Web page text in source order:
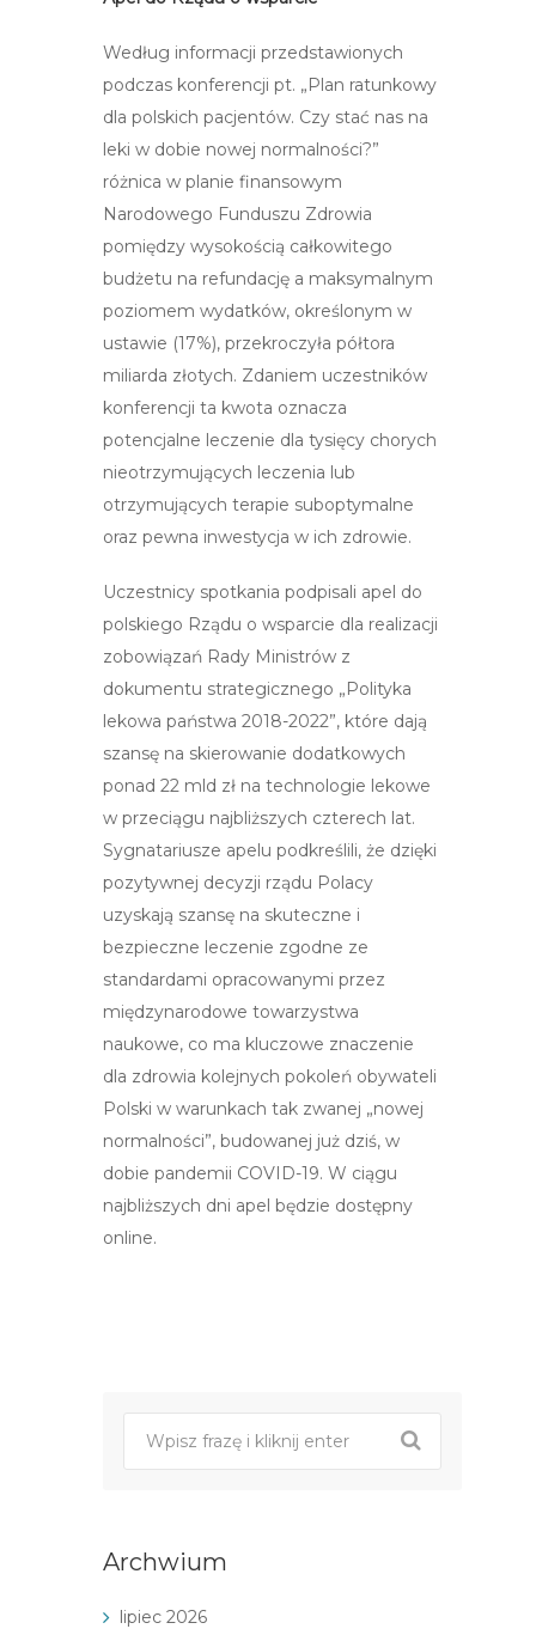
Według informacji przedstawionych
podczas konferencji pt. „Plan ratunkowy
dla polskich pacjentów. Czy stać nas na
leki w dobie nowej normalności?”
różnica w planie finansowym
Narodowego Funduszu Zdrowia
pomiędzy wysokością całkowitego
budżetu na refundację a maksymalnym
poziomem wydatków, określonym w
ustawie (17%), przekroczyła półtora
miliarda złotych. Zdaniem uczestników
konferencji ta kwota oznacza
potencjalne leczenie dla tysięcy chorych
nieotrzymujących leczenia lub
otrzymujących terapie suboptymalne
oraz pewna inwestycja w ich zdrowie.
Uczestnicy spotkania podpisali apel do
polskiego Rządu o wsparcie dla realizacji
zobowiązań Rady Ministrów z
dokumentu strategicznego „Polityka
lekowa państwa 2018-2022”, które dają
szansę na skierowanie dodatkowych
ponad 22 mld zł na technologie lekowe
w przeciągu najbliższych czterech lat.
Sygnatariusze apelu podkreślili, że dzięki
pozytywnej decyzji rządu Polacy
uzyskają szansę na skuteczne i
bezpieczne leczenie zgodne ze
standardami opracowanymi przez
międzynarodowe towarzystwa
naukowe, co ma kluczowe znaczenie
dla zdrowia kolejnych pokoleń obywateli
Polski w warunkach tak zwanej „nowej
normalności”, budowanej już dziś, w
dobie pandemii COVID-19. W ciągu
najbliższych dni apel będzie dostępny
online.
Archwium
lipiec 2026